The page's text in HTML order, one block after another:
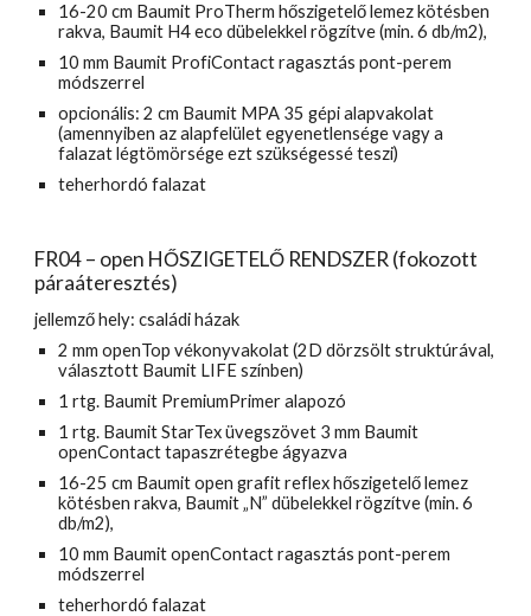
16-20 cm Baumit ProTherm hőszigetelő lemez kötésben
rakva, Baumit H4 eco dübelekkel rögzítve (min. 6 db/m2),
10 mm Baumit ProfiContact ragasztás pont-perem
módszerrel
opcionális: 2 cm Baumit MPA 35 gépi alapvakolat
(amennyiben az alapfelület egyenetlensége vagy a
falazat légtömörsége ezt szükségessé teszi)
teherhordó falazat
FR04 – open HŐSZIGETELŐ RENDSZER (fokozott
páraáteresztés)
jellemző hely: családi házak
2 mm openTop vékonyvakolat (2D dörzsölt struktúrával,
választott Baumit LIFE színben)
1 rtg. Baumit PremiumPrimer alapozó
1 rtg. Baumit StarTex üvegszövet 3 mm Baumit
openContact tapaszrétegbe ágyazva
16-25 cm Baumit open grafit reflex hőszigetelő lemez
kötésben rakva, Baumit „N” dübelekkel rögzítve (min. 6
db/m2),
10 mm Baumit openContact ragasztás pont-perem
módszerrel
teherhordó falazat